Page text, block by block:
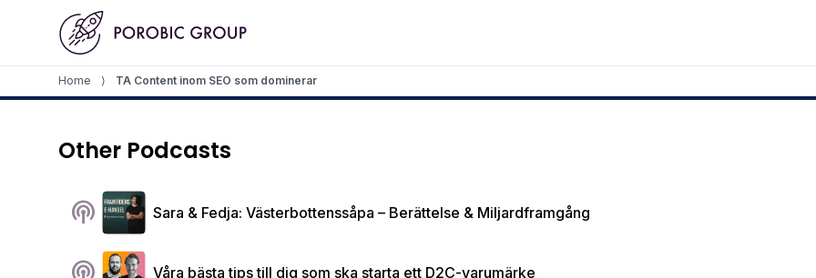
Home
Home ⟩ TA Content inom SEO som dominerar
Other Podcasts
podcasts Sara & Fedja: Västerbottenssåpa – Berättelse & Miljardframgång
Våra bästa tips till dig som ska starta ett D2C-varumärke